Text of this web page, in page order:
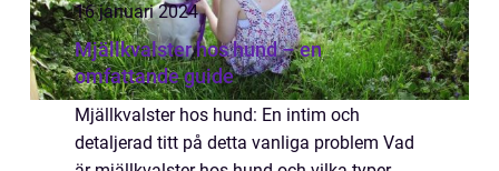
16 januari 2024
Mjällkvalster hos hund – en
omfattande guide
Mjällkvalster hos hund: En intim och
detaljerad titt på detta vanliga problem Vad